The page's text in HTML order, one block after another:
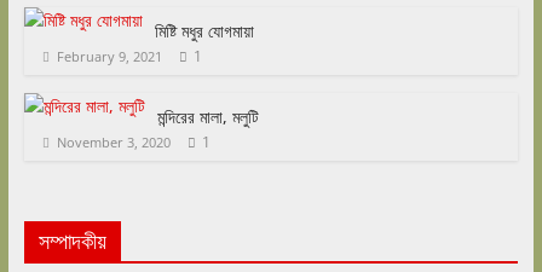
মিষ্টি মধুর যোগমায়া
February 9, 2021 1
মন্দিরের মালা, মলুটি
November 3, 2020 1
সম্পাদকীয়